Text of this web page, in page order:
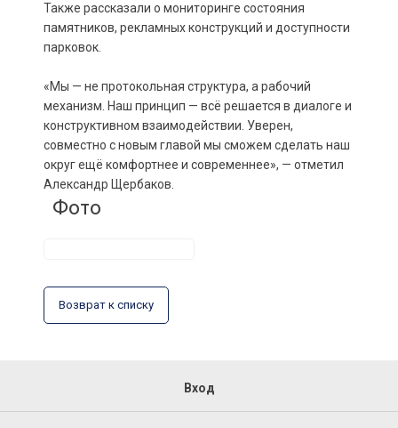
Также рассказали о мониторинге состояния
памятников, рекламных конструкций и доступности
парковок.
«Мы — не протокольная структура, а рабочий
механизм. Наш принцип — всё решается в диалоге и
конструктивном взаимодействии. Уверен,
совместно с новым главой мы сможем сделать наш
округ ещё комфортнее и современнее», — отметил
Александр Щербаков.
Фото
Возврат к списку
Вход